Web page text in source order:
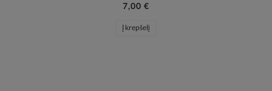
7,00 €
Į krepšelį